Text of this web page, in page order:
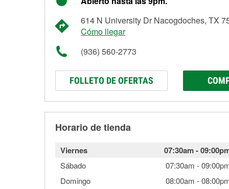
614 N University Dr Nacogdoches, TX
Cómo llegar
(936) 560-2773
FOLLETO DE OFERTAS
Horario de tienda
Viernes 07:30am-
Sábado 07:30am -
Domingo
08:00am -